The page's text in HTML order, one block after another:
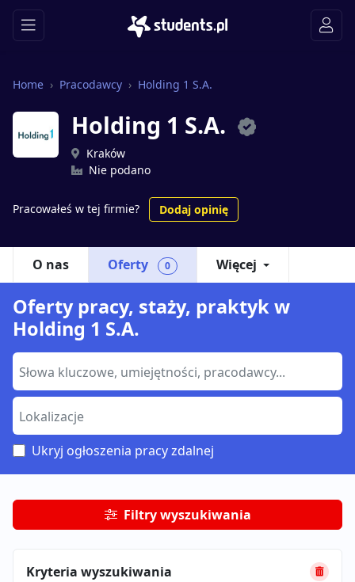
Home Pracodawcy Holding 1 S.A.
Holding 1 S.A.
Kraków
Nie podano
Pracowałeś w tej firmie? Dodaj opinię
O nas Oferty 0 Więcej
Oferty pracy, staży, praktyk w
Holding 1 S.A.
Ukryj ogłoszenia pracy zdalnej
Filtry wyszukiwania
Kryteria wyszukiwania